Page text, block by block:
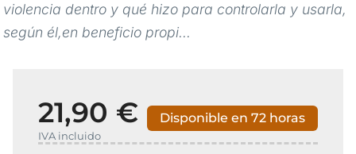
violencia dentro y qué hizo para controlarla y usarla,
según él,en beneficio propi...
21,90 €
IVA incluido
Disponible en 72 horas